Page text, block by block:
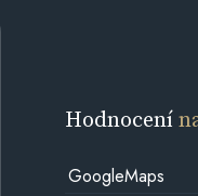
Hodnocení
GoogleMaps